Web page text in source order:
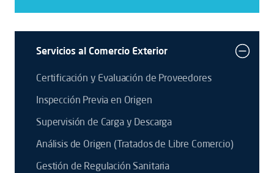
Servicios al Comercio Exterior
Certificación y Evaluación de Proveedores
Inspección Previa en Origen
Supervisión de Carga y Descarga
Análisis de Origen (Tratados de Libre Comercio)
Gestión de Regulación Sanitaria